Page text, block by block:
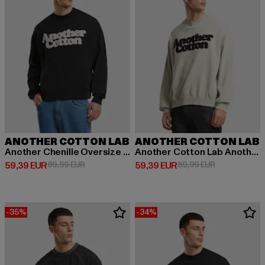
ANOTHER COTTON LAB
Another Chenille Oversize Knit
59,39 EUR
Prix courant: 59,39 EUR
89,99 EURPrix en promotion: 89,99 EUR
ANOTHER COTTON LAB
Another Cotton Lab Another Chenille Oversize Knit Sweatshirt
59,39 EUR
Prix courant: 59,39 EUR
89,99 EURPrix en
-35% -34%